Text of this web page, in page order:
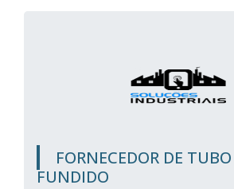
FORNECEDOR DE TUBO
FUNDIDO